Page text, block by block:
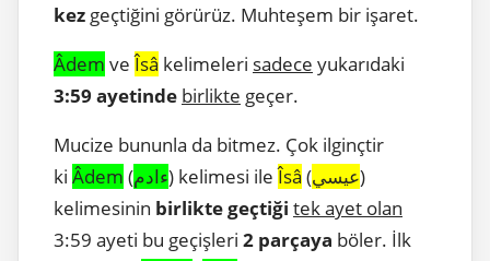
kez geçtiğini görürüz. Muhteşem bir işaret.
Âdem veÎsâ kelimeleri sadece yukarıdaki
3:59 ayetinde birlikte geçer.
Mucize bununla da bitmez. Çok ilginçtir
ki Âdem (ءادم) kelimesi ileÎsâ (عيسي)
kelimesinin birlikte geçtiği tek ayet olan
3:59 ayeti bu geçişleri 2 parçaya böler. İlk